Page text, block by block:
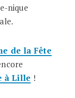
nique
de la Fête
à Lille !